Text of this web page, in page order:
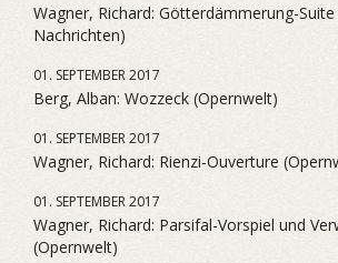
Wagner, Richard: Götterdämmerung-
Nachrichten)
01. SEPTEMBER 2017
Berg, Alban: Wozzeck (Opernwelt)
01. SEPTEMBER 2017
Wagner, Richard: Rienzi-Ouverture
01. SEPTEMBER 2017
Wagner, Richard: Parsifal-Vorspiel und
(Opernwelt)